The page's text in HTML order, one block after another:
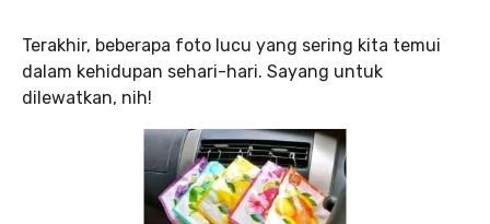
Terakhir, beberapa foto lucu yang sering kita temui
dalam kehidupan sehari-hari. Sayang untuk
dilewatkan, nih!